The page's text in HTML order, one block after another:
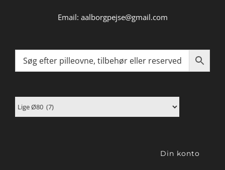
Email: aalborgpejse@gmail.com
Din konto